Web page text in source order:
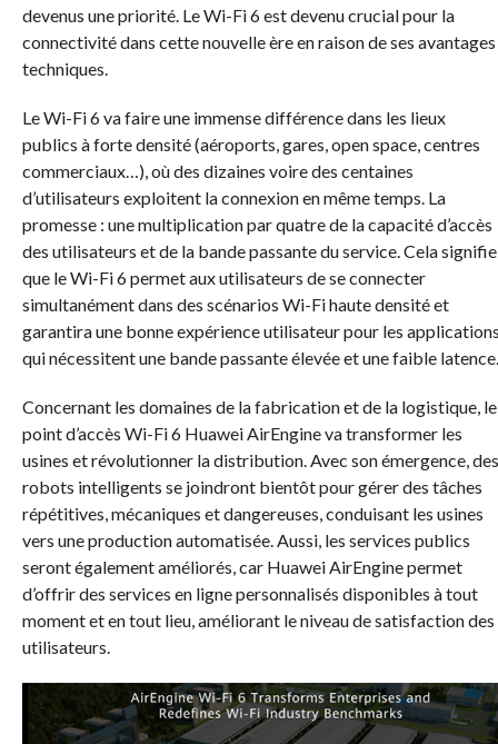
devenus une priorité. Le Wi-Fi 6 est devenu crucial pour la
connectivité dans cette nouvelle ère en raison de ses avantages
techniques.
Le Wi-Fi 6 va faire une immense différence dans les lieux
publics à forte densité (aéroports, gares, open space, centres
commerciaux…), où des dizaines voire des centaines
d’utilisateurs exploitent la connexion en même temps. La
promesse : une multiplication par quatre de la capacité d’accès
des utilisateurs et de la bande passante du service. Cela signifie
que le Wi-Fi 6 permet aux utilisateurs de se connecter
simultanément dans des scénarios Wi-Fi haute densité et
garantira une bonne expérience utilisateur pour les
qui nécessitent une bande passante élevée et une faible latence.
Concernant les domaines de la fabrication et de la logistique, le
point d’accès Wi-Fi 6 Huawei AirEngine va transformer les
usines et révolutionner la distribution. Avec son émergence, des
robots intelligents se joindront bientôt pour gérer des tâches
répétitives, mécaniques et dangereuses, conduisant les usines
vers une production automatisée. Aussi, les services publics
seront également améliorés, car Huawei AirEngine permet
d’offrir des services en ligne personnalisés disponibles à tout
moment et en tout lieu, améliorant le niveau de satisfaction des
utilisateurs.